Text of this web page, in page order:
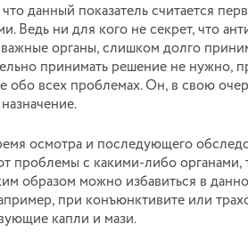
данный показатель считается
Ведь ни для кого не секрет, что
органы, слишком долго
принимать решение не нужно,
обо всех проблемах. Он, в свою
осмотра и последующего
проблемы с какими-либо органами,
образом можно избавиться в
при конъюнктивите или
капли и мази.